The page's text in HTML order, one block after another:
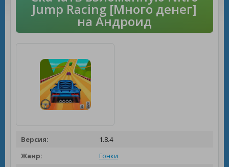
Jump Racing [Много денег]
на Андроид
Версия:
1.8.4
Жанр:
Гонки